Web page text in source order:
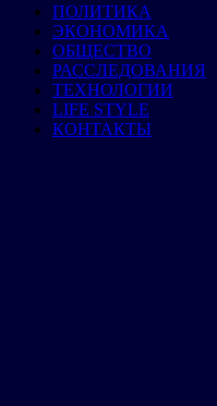
ПОЛИТИКА
ЭКОНОМИКА
ОБЩЕСТВО
РАССЛЕДОВАНИЯ
ТЕХНОЛОГИИ
LIFE STYLE
КОНТАКТЫ